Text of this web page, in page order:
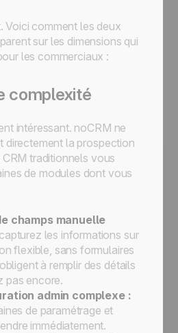
Voici comment les deux
sur les dimensions qui
les commerciaux :
complexité
intéressant. noCRM ne
directement la prospection
traditionnels vous
de modules dont vous
champs manuelle
capturez les informations sur
flexible, sans formulaires
à remplir des détails
pas encore.
admin complexe :
de paramétrage et
immédiatement.